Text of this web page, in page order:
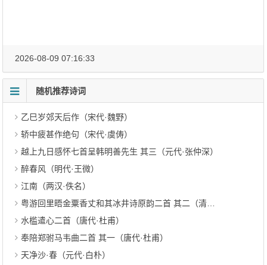
2026-08-09 07:16:33
随机推荐诗词
乙巳岁郊天后作（宋代·魏野）
轿中疲甚作绝句（宋代·虞俦）
越上九日感怀七首呈韩明善先生 其三（元代·张仲深）
醉春风（明代·王微）
江南（两汉·佚名）
粤游回里晤金粟香丈和其冰井诗原韵二首 其二（清代·夏孙桐）
水槛遣心二首（唐代·杜甫）
奉陪郑驸马韦曲二首 其一（唐代·杜甫）
天净沙·春（元代·白朴）